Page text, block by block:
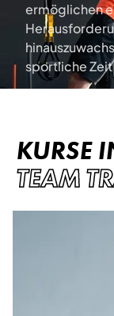
ermöglichen
sportliche Zeit
KURSE
TEAM